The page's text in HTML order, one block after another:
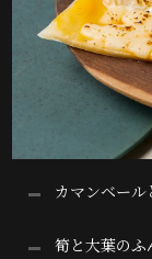
カマンベー
筍と大葉の